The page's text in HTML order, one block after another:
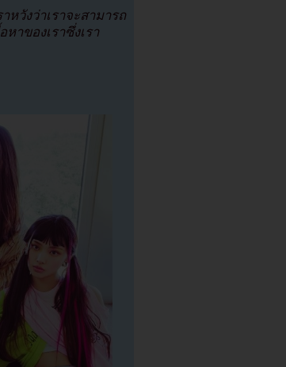
วังว่าเราจะสามารถ
าของเราซึ่งเรา